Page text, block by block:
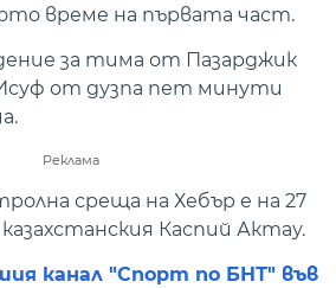
време на първата част.
за тима от Пазарджик
от дузпа пет минути
Реклама
среща на Хебър е на 27
Каспий Актау.
канал "Спорт по БНТ" във